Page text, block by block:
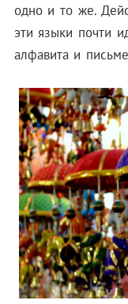
одно и то же.
эти языки почти
алфавита и